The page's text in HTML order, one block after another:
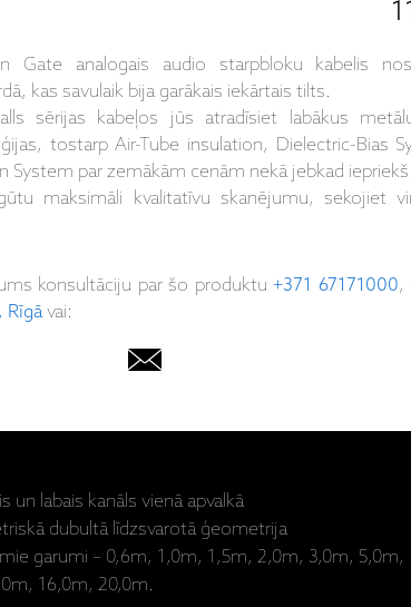
Gate analogais audio starpbloku kabelis
kas savulaik bija garākais iekārtais tilts.
sērijas kabeļos jūs atradīsiet labākus
tostarp Air-Tube insulation, Dielectric-Bias
System par zemākām cenām nekā jebkad iepriekš.
maksimāli kvalitatīvu skanējumu, sekojiet
konsultāciju par šo produktu+371 67171000,
Rīgāvai:
un labais kanāls vienā apvalkā
dubultā līdzsvarotā ģeometrija
garumi – 0,6m, 1,0m, 1,5m, 2,0m, 3,0m, 5,0m,
16,0m, 20,0m.